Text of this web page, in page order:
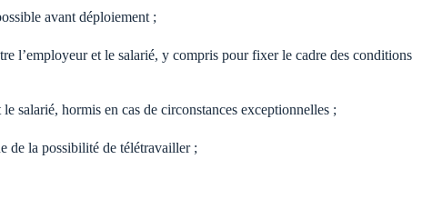
avant déploiement ;
l’employeur et le salarié, y compris pour fixer le cadre des conditions
salarié, hormis en cas de circonstances exceptionnelles ;
de la possibilité de télétravailler ;